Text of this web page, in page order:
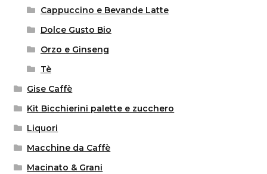
Cappuccino e Bevande Latte
Dolce Gusto Bio
Orzo e Ginseng
Tè
Gise Caffè
Kit Bicchierini palette e zucchero
Liquori
Macchine da Caffè
Macinato & Grani